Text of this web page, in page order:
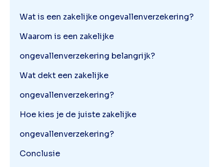
Wat is een zakelijke ongevallenverzekering?
Waarom is een zakelijke
ongevallenverzekering belangrijk?
Wat dekt een zakelijke
ongevallenverzekering?
Hoe kies je de juiste zakelijke
ongevallenverzekering?
Conclusie